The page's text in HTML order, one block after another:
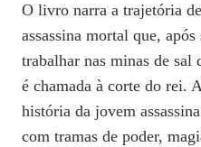
O livro narra a trajetória
assassina mortal que,
trabalhar nas minas de sal
é chamada à corte do rei.
história da jovem
com tramas de poder,